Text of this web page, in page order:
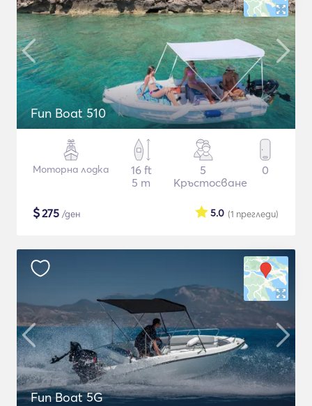
Fun Boat 510
Моторна лодка
16 ft
5 m
5
Кръстосване
0
$275 /ден (1 прегледи)
5.0
Fun Boat 5G